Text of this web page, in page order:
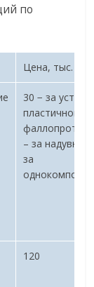
по
Цена, тыс.
30 − за
пластичного
– за
за
120